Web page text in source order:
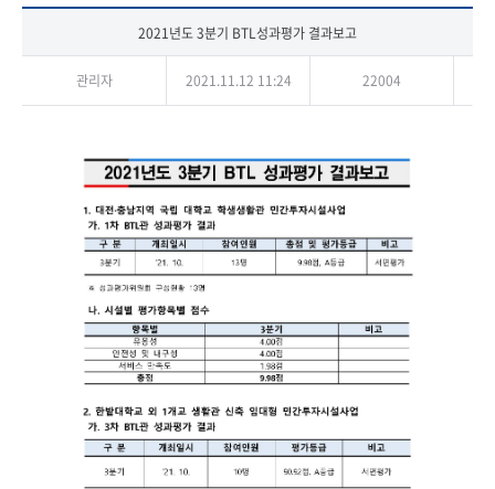
2021년도 3분기 BTL성과평가 결과보고
관리자 2021.11.12 11:24 22004